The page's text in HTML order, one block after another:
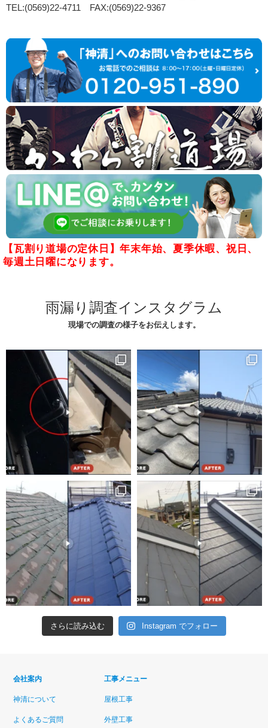
TEL:(0569)22-4711 FAX:(0569)22-9367
【瓦割り道場の定休日】年末年始、夏季休暇、祝日、
毎週土日曜になります。
雨漏り調査インスタグラム
現場での調査の様子をお伝えします。
さらに読み込む Instagram でフォロー
会社案内
神清について
よくあるご質問
工事メニュー
屋根工事
外壁工事